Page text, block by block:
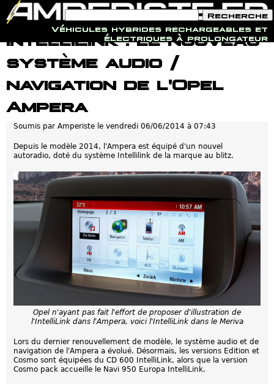
Jump to navigation
Véhicules hybrides rechargeables et
électriques à prolongateur
o
r
m
l
a
r
d
e
r
c
h
e
r
c
e
e
c
h
r
c
e
IntelliLink : le nouveau
système audio /
navigation de l'Opel
Ampera
Soumis par Amperiste le vendredi 06/06/2014 à 07:43
Depuis le modèle 2014, l'Ampera est équipé d'un nouvel
autoradio, doté du système Intellilink de la marque au blitz.
Opel n'ayant pas fait l'effort de proposer d'illustration de
l'IntelliLink dans l'Ampera, voici l'IntelliLink dans le Meriva
Lors du dernier renouvellement de modèle, le système audio et de
navigation de l'Ampera a évolué. Désormais, les versions Edition et
Cosmo sont équipées du CD 600 IntelliLink, alors que la version
Cosmo pack accueille le Navi 950 Europa IntelliLink.